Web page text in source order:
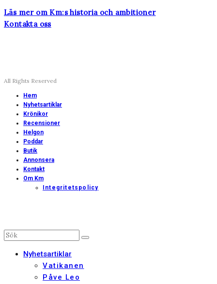
Läs mer om Km:s historia och ambitioner
Kontakta oss
All Rights Reserved
Hem
Nyhetsartiklar
Krönikor
Recensioner
Helgon
Poddar
Butik
Annonsera
Kontakt
Om Km
Integritetspolicy
Nyhetsartiklar
Vatikanen
Påve Leo